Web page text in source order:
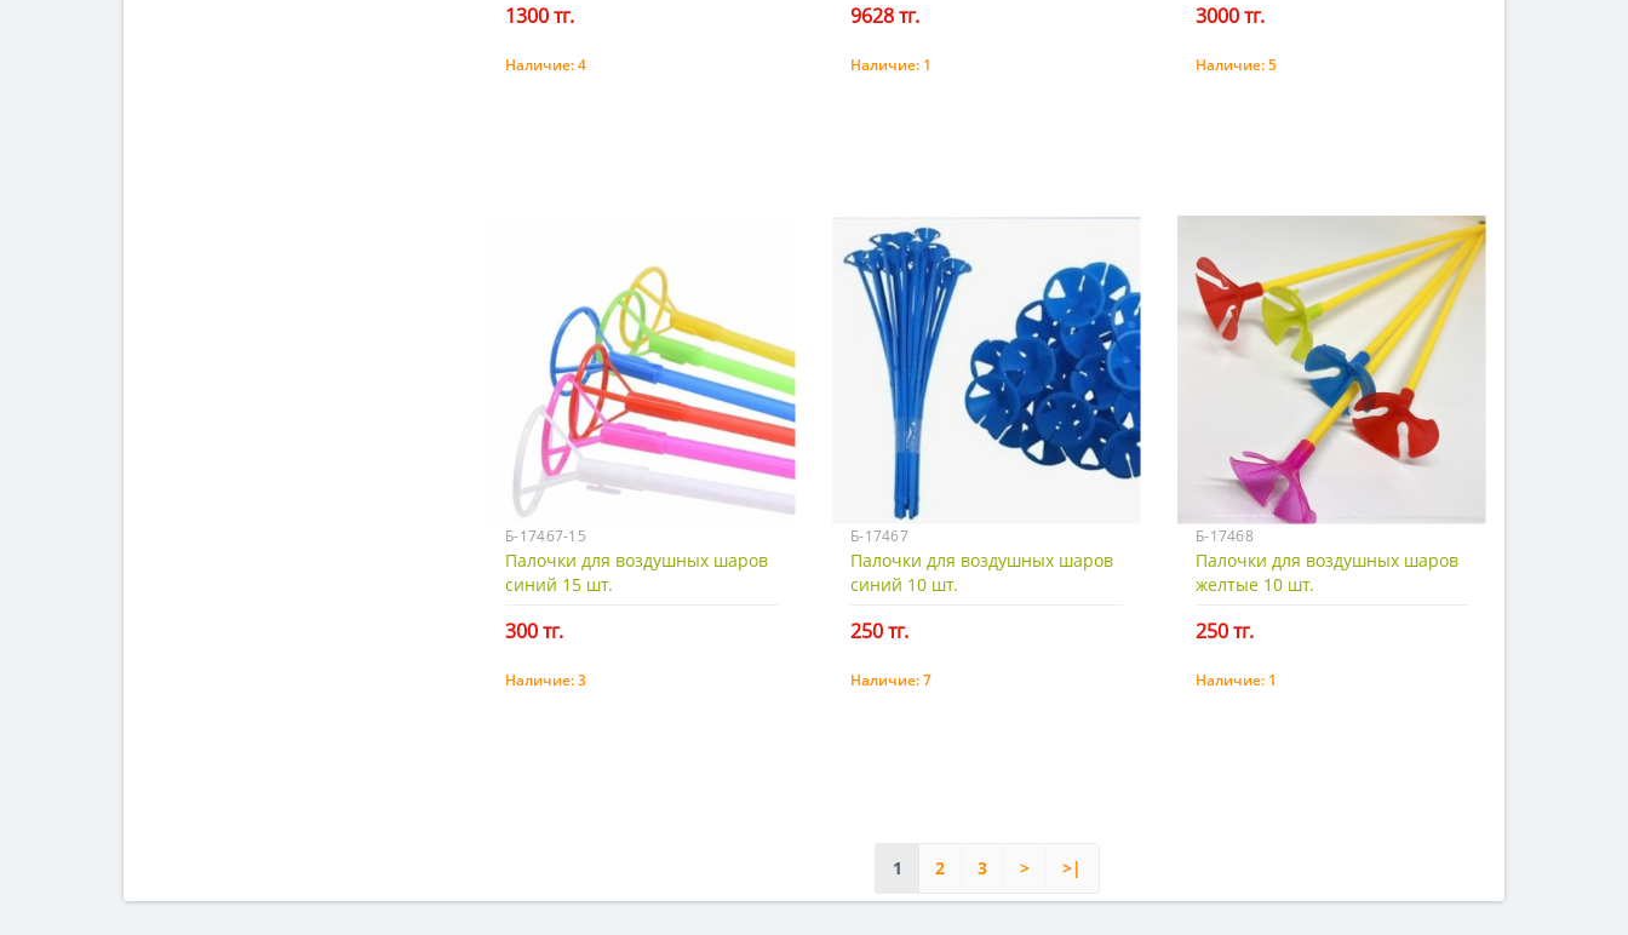
1300 тг.
Купить
Наличие:4
9628 тг.
Купить
Наличие: 1
3000 тг.
Купить
Наличие:5
Б-17467-15
Палочки для воздушных шаров
синий 15 шт.
300 тг.
Купить
Наличие:3
Б-17467
Палочки для воздушных шаров
синий 10 шт.
250 тг.
Купить
Наличие:7
Б-17468
Палочки для воздушных шаров
желтые 10 шт.
250 тг.
Купить
Наличие: 1
1 2 3 > >|